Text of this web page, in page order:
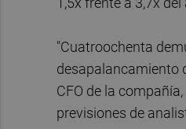
"Cuatroochenta
desapalancamiento
CFO de la compañía,
previsiones de